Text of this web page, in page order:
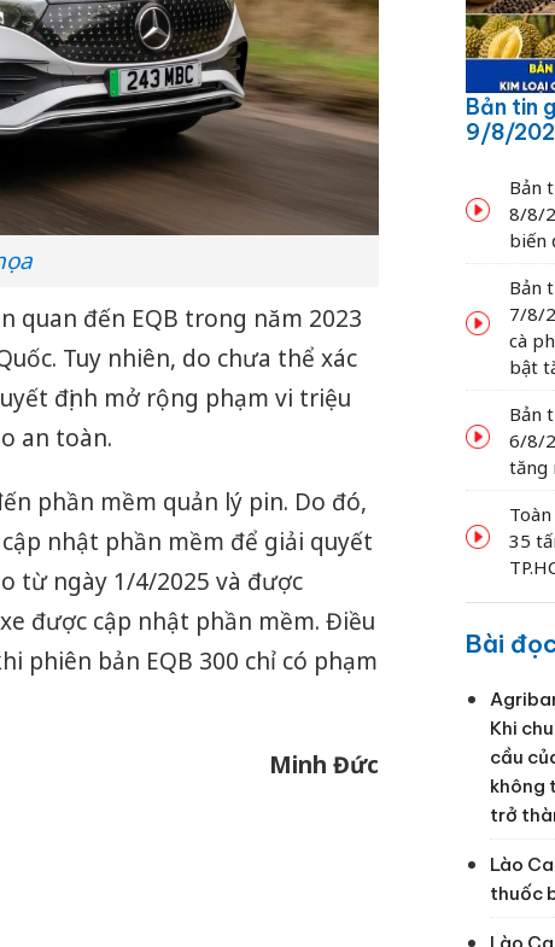
quan đến EQB trong năm 2023
Tuy nhiên, do chưa thể xác
định mở rộng phạm vi triệu
an toàn.
phần mềm quản lý pin. Do đó,
nhật phần mềm để giải quyết
từ ngày 1/4/2025 và được
được cập nhật phần mềm. Điều
phiên bản EQB 300 chỉ có phạm
Minh Đức
Bản tin
9/8/
Bản
8/8/
biến
Bản
7/8/
cà
bật
Bản
6/8/
tăng
35
Bài
Khi
cầu
không
trở
Lào
thuốc